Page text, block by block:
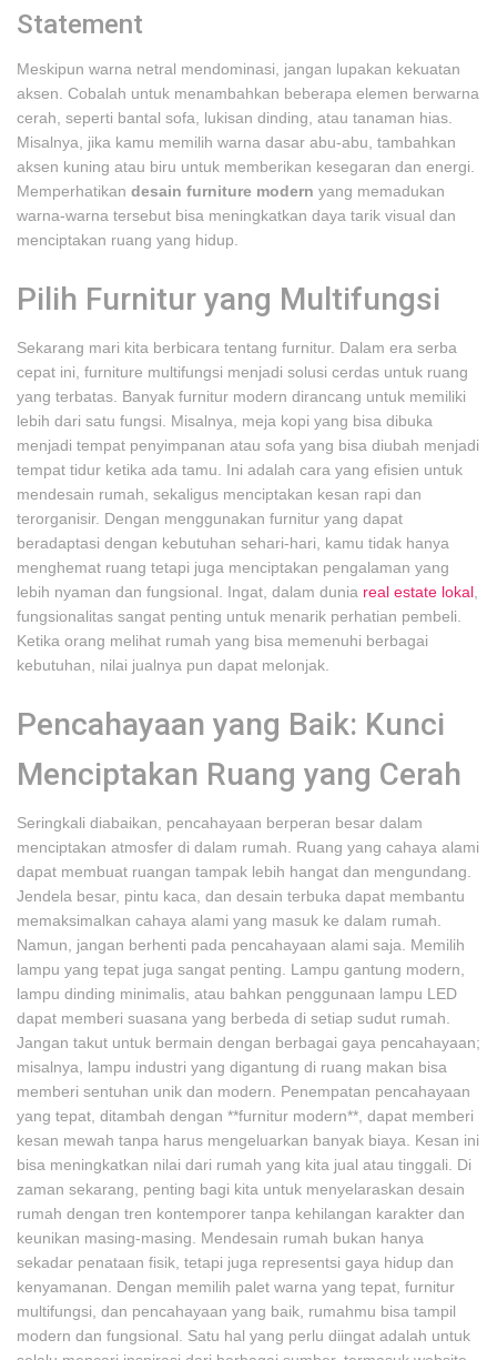
Statement
Meskipun warna netral mendominasi, jangan lupakan kekuatan
aksen. Cobalah untuk menambahkan beberapa elemen berwarna
cerah, seperti bantal sofa, lukisan dinding, atau tanaman hias.
Misalnya, jika kamu memilih warna dasar abu-abu, tambahkan
aksen kuning atau biru untuk memberikan kesegaran dan energi.
Memperhatikan desain furniture modern yang memadukan
warna-warna tersebut bisa meningkatkan daya tarik visual dan
menciptakan ruang yang hidup.
Pilih Furnitur yang Multifungsi
Sekarang mari kita berbicara tentang furnitur. Dalam era serba
cepat ini, furniture multifungsi menjadi solusi cerdas untuk ruang
yang terbatas. Banyak furnitur modern dirancang untuk memiliki
lebih dari satu fungsi. Misalnya, meja kopi yang bisa dibuka
menjadi tempat penyimpanan atau sofa yang bisa diubah menjadi
tempat tidur ketika ada tamu. Ini adalah cara yang efisien untuk
mendesain rumah, sekaligus menciptakan kesan rapi dan
terorganisir. Dengan menggunakan furnitur yang dapat
beradaptasi dengan kebutuhan sehari-hari, kamu tidak hanya
menghemat ruang tetapi juga menciptakan pengalaman yang
lebih nyaman dan fungsional. Ingat, dalam dunia real estate lokal
fungsionalitas sangat penting untuk menarik perhatian pembeli.
Ketika orang melihat rumah yang bisa memenuhi berbagai
kebutuhan, nilai jualnya pun dapat melonjak.
Pencahayaan yang Baik: Kunci
Menciptakan Ruang yang Cerah
Seringkali diabaikan, pencahayaan berperan besar dalam
menciptakan atmosfer di dalam rumah. Ruang yang cahaya alami
dapat membuat ruangan tampak lebih hangat dan mengundang.
Jendela besar, pintu kaca, dan desain terbuka dapat membantu
memaksimalkan cahaya alami yang masuk ke dalam rumah.
Namun, jangan berhenti pada pencahayaan alami saja. Memilih
lampu yang tepat juga sangat penting. Lampu gantung modern,
lampu dinding minimalis, atau bahkan penggunaan lampu LED
dapat memberi suasana yang berbeda di setiap sudut rumah.
Jangan takut untuk bermain dengan berbagai gaya pencahayaan;
misalnya, lampu industri yang digantung di ruang makan bisa
memberi sentuhan unik dan modern. Penempatan pencahayaan
yang tepat, ditambah dengan **furnitur modern**, dapat memberi
kesan mewah tanpa harus mengeluarkan banyak biaya. Kesan ini
bisa meningkatkan nilai dari rumah yang kita jual atau tinggali. Di
zaman sekarang, penting bagi kita untuk menyelaraskan desain
rumah dengan tren kontemporer tanpa kehilangan karakter dan
keunikan masing-masing. Mendesain rumah bukan hanya
sekadar penataan fisik, tetapi juga representsi gaya hidup dan
kenyamanan. Dengan memilih palet warna yang tepat, furnitur
multifungsi, dan pencahayaan yang baik, rumahmu bisa tampil
modern dan fungsional. Satu hal yang perlu diingat adalah untuk